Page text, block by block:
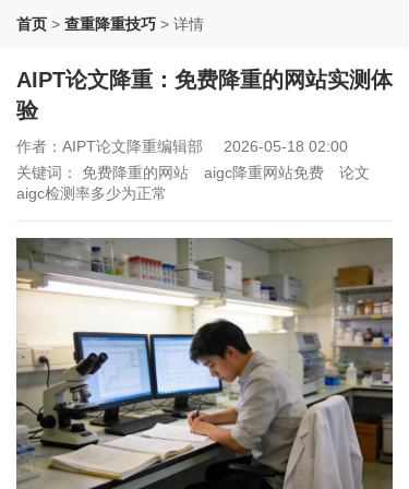
首页 > 查重降重技巧 > 详情
AIPT论文降重：免费降重的网站实测体
验
作者：AIPT论文降重编辑部
2026-05-18 02:00
关键词： 免费降重的网站 aigc降重网站免费
论文
aigc检测率多少为正常